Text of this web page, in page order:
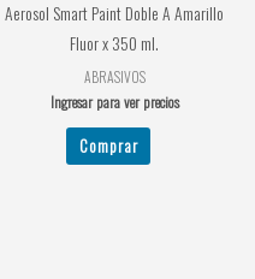
Aerosol Smart Paint Doble A Amarillo
Fluor x 350 ml.
ABRASIVOS
Ingresar para ver precios
Comprar